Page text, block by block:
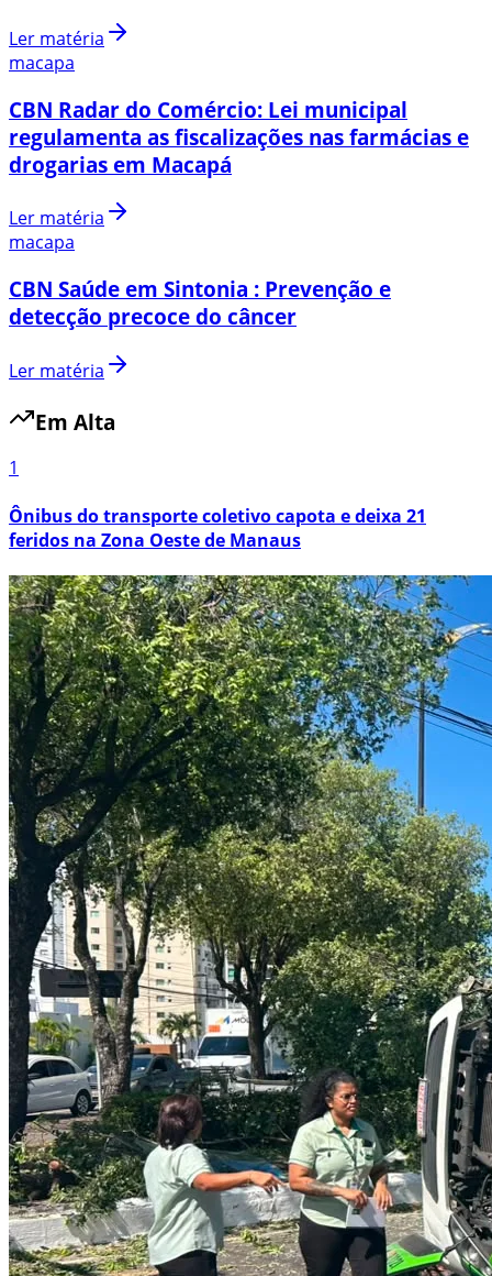
Ler matéria
macapa
CBN Radar do Comércio: Lei municipal
regulamenta as fiscalizações nas farmácias e
drogarias em Macapá
Ler matéria
macapa
CBN Saúde em Sintonia : Prevenção e
detecção precoce do câncer
Ler matéria
Em Alta
1
Ônibus do transporte coletivo capota e deixa 21
feridos na Zona Oeste de Manaus